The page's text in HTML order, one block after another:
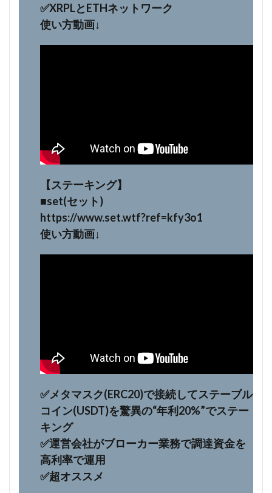
✅️XRPLとETHネットワーク
使い方動画↓
【ステーキング】
■set(セット)
https://www.set.wtf?ref=kfy3o1
使い方動画↓
✅️メタマスク(ERC20)で接続してステーブル
コイン(USDT)を驚異の“年利20%”でステー
キング
✅️運営会社がブローカー業務で調達資金を
高利率で運用
✅️超オススメ